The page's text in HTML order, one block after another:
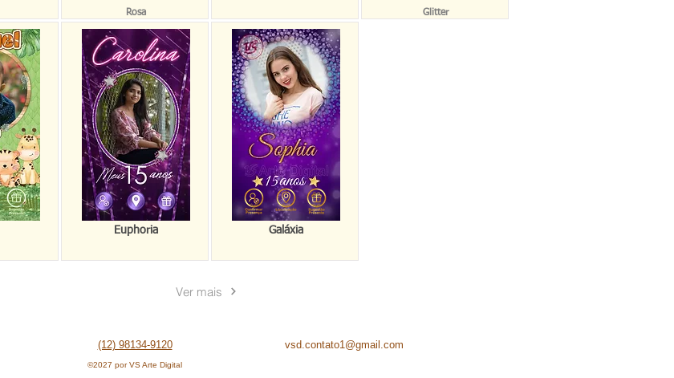
Rosa
Euphoria Galáxia
Glitter
Ver mais
(12) 98134-9120 vsd.contato1@gmail.com
©2027 por VS Arte Digital